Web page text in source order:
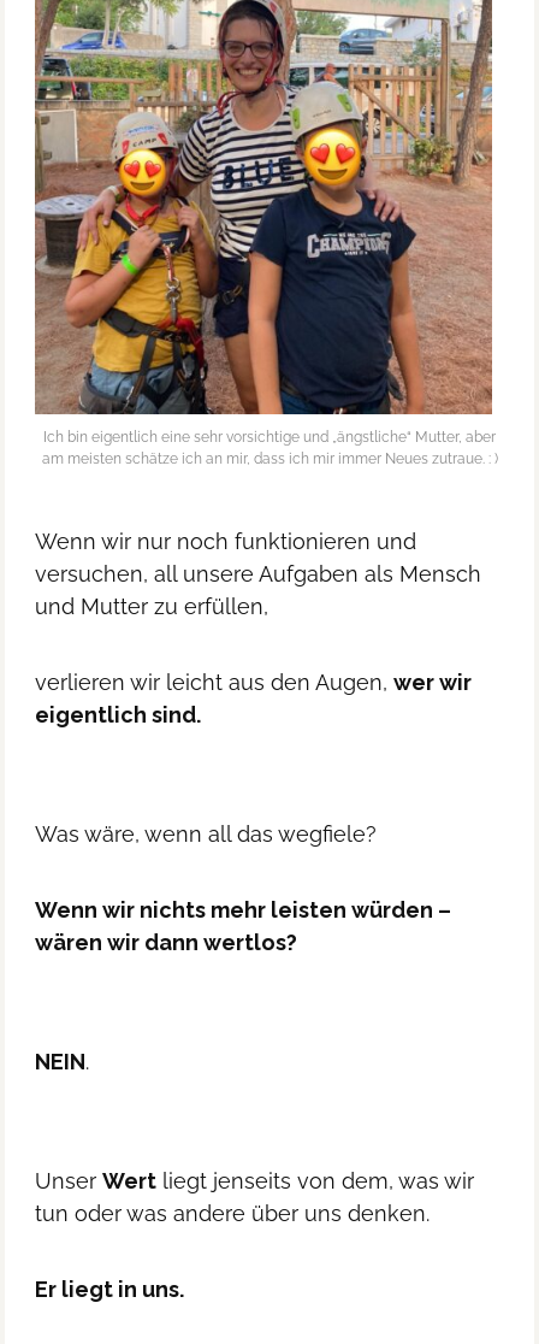
Ich bin eigentlich eine sehr vorsichtige und „ängstliche“ Mutter, aber
am meisten schätze ich an mir, dass ich mir immer Neues zutraue. : )
Wenn wir nur noch funktionieren und
versuchen, all unsere Aufgaben als Mensch
und Mutter zu erfüllen,
verlieren wir leicht aus den Augen,wer wir
eigentlich sind.
Was wäre, wenn all das wegfiele?
Wenn wir nichts mehr leisten würden –
wären wir dann wertlos?
NEIN.
UnserWert liegt jenseits von dem, was wir
tun oder was andere über uns denken.
Er liegt in uns.